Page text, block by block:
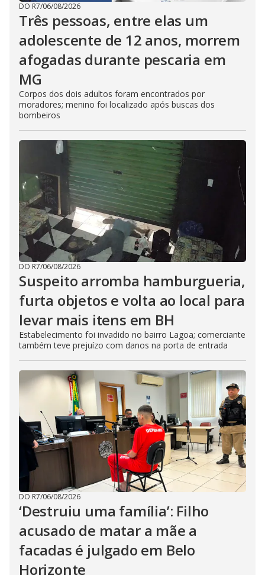
DO R7/06/08/2026
Três pessoas, entre elas um
adolescente de 12 anos, morrem
afogadas durante pescaria em
MG
Corpos dos dois adultos foram encontrados por
moradores; menino foi localizado após buscas dos
bombeiros
DO R7/06/08/2026
Suspeito arromba hamburgueria,
furta objetos e volta ao local para
levar mais itens em BH
Estabelecimento foi invadido no bairro Lagoa; comerciante
também teve prejuízo com danos na porta de entrada
DO R7/06/08/2026
‘Destruiu uma família’: Filho
acusado de matar a mãe a
facadas é julgado em Belo
Horizonte